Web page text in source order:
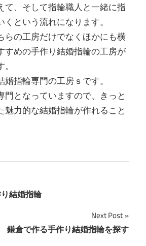
て、そして指輪職人と一緒に指
という流れになります。
らの工房だけでなくほかにも横
すめの手作り結婚指輪の工房が
指輪専門の工房ｓです。
門となっていますので、きっと
魅力的な結婚指輪が作れること
結婚指輪
Next Post
鎌倉で作る手作り結婚指輪を探す